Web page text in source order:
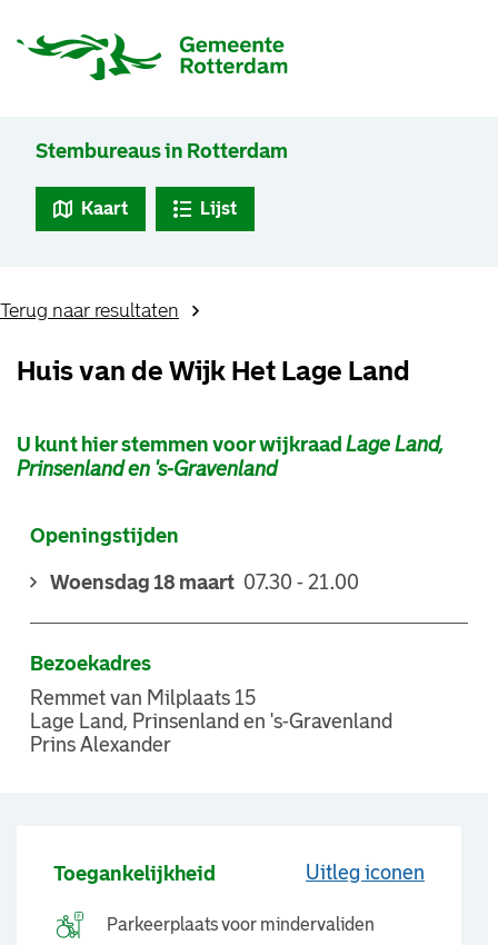
Stembureaus in Rotterdam
Kaart Lijst
Terug naar resultaten
Huis van de Wijk Het Lage Land
U kunt hier stemmen voor wijkraad Lage Land,
Prinsenland en 's-Gravenland
Openingstijden
Woensdag 18 maart 07.30 - 21.00
Bezoekadres
Remmet van Milplaats 15
Lage Land, Prinsenland en 's-Gravenland
Prins Alexander
Toegankelijkheid Uitleg iconen
Parkeerplaats voor mindervaliden